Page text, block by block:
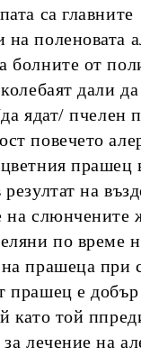
са главните
поленовата
болните от
дали
да ядат/ пчелен
повечето
прашец
на
на слюнчените
по време
на прашеца при
прашец е
като той
лечение на